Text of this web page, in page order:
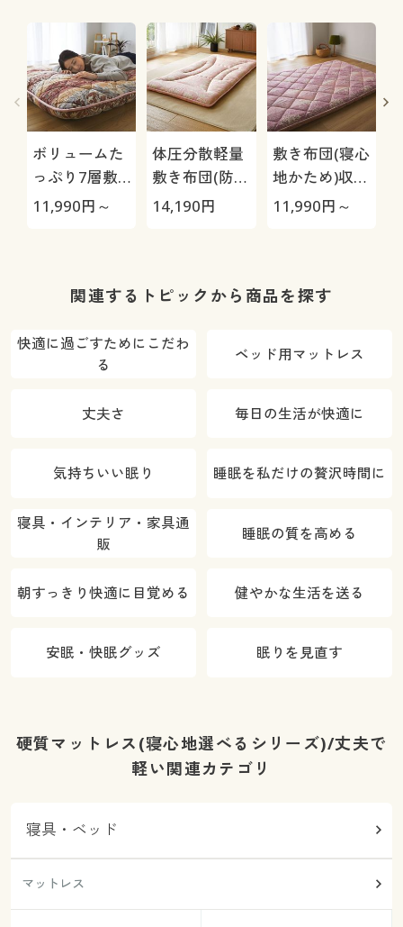
ボリュームた
っぷり7層敷
き布団
11,990円～
体圧分散軽量
敷き布団(防ダ
ニ・抗菌防臭)
14,190円
敷き布団(寝心
地かため)収納
ゴム付き
11,990円～
関連するトピックから商品を探す
快適に過ごすためにこだわ
る
ベッド用マットレス
丈夫さ 毎日の生活が快適に
気持ちいい眠り 睡眠を私だけの贅沢時間に
寝具・インテリア・家具通
販
睡眠の質を高める
朝すっきり快適に目覚める 健やかな生活を送る
安眠・快眠グッズ 眠りを見直す
硬質マットレス(寝心地選べるシリーズ)/丈夫で
軽い関連カテゴリ
寝具・ベッド
マットレス